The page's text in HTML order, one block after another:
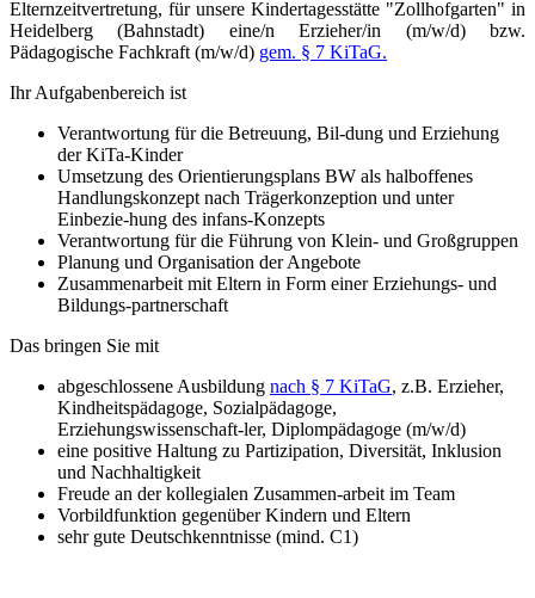
Elternzeitvertretung, für unsere Kindertagesstätte "Zollhofgarten" in
Heidelberg (Bahnstadt) eine/n Erzieher/in (m/w/d) bzw.
Pädagogische Fachkraft (m/w/d) gem. § 7 KiTaG.
Ihr Aufgabenbereich ist
Verantwortung für die Betreuung, Bil-dung und Erziehung
der KiTa-Kinder
Umsetzung des Orientierungsplans BW als halboffenes
Handlungskonzept nach Trägerkonzeption und unter
Einbezie-hung des infans-Konzepts
Verantwortung für die Führung von Klein- und Großgruppen
Planung und Organisation der Angebote
Zusammenarbeit mit Eltern in Form einer Erziehungs- und
Bildungs-partnerschaft
Das bringen Sie mit
abgeschlossene Ausbildung nach § 7 KiTaG, z.B. Erzieher,
Kindheitspädagoge, Sozialpädagoge,
Erziehungswissenschaft-ler, Diplompädagoge (m/w/d)
eine positive Haltung zu Partizipation, Diversität, Inklusion
und Nachhaltigkeit
Freude an der kollegialen Zusammen-arbeit im Team
Vorbildfunktion gegenüber Kindern und Eltern
sehr gute Deutschkenntnisse (mind. C1)